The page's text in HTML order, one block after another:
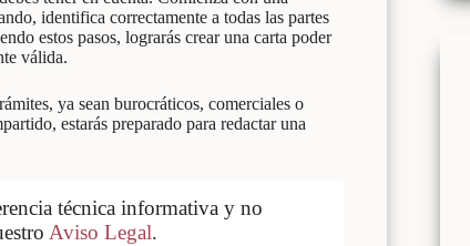
identifica correctamente a todas las partes
estos pasos, lograrás crear una carta poder
válida.
ya sean burocráticos, comerciales o
estarás preparado para redactar una
técnica informativa y no
Aviso Legal.